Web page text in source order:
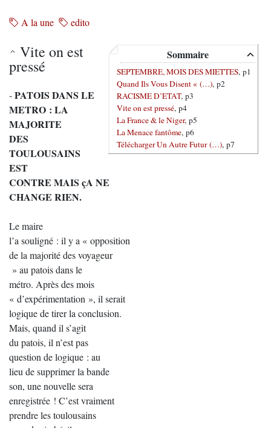
A la une edito
Sommaire
SEPTEMBRE, MOIS DES MIETTES, p1
Quand Ils Vous Disent « (…), p2
RACISME D’ETAT, p3
Vite on est pressé, p4
La France & le Niger, p5
La Menace fantôme, p6
Télécharger Un Autre Futur (…), p7
Vite on est
pressé
-PATOIS DANS LE
METRO : LA
MAJORITE
DES
TOULOUSAINS
EST
CONTRE MAIS çA NE
CHANGE RIEN.
Le maire
l’a souligné : il y a « opposition
de la majorité des voyageur
» au patois dans le
métro. Après des mois
« d’expérimentation », il serait
logique de tirer la conclusion.
Mais, quand il s’agit
du patois, il n’est pas
question de logique : au
lieu de supprimer la bande
son, une nouvelle sera
enregistrée ! C’est vraiment
prendre les toulousains